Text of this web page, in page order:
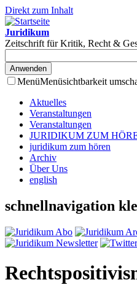
Direkt zum Inhalt
Juridikum
Zeitschrift für Kritik, Recht &
MenüMenüsichtbarkeit
Aktuelles
Veranstaltungen
Veranstaltungen
JURIDIKUM ZUM
juridikum zum hören
Archiv
Über Uns
english
schnellnavigation